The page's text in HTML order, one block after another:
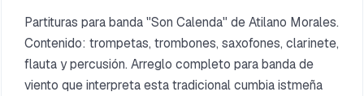
Partituras para banda "Son Calenda" de Atilano Morales.
Contenido: trompetas, trombones, saxofones, clarinete,
flauta y percusión. Arreglo completo para banda de
viento que interpreta esta tradicional cumbia istmeña